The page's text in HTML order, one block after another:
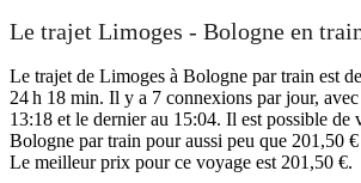
Le trajet Limoges - Bologne en
Le trajet de Limoges à Bologne par train est
24 h 18 min. Il y a 7 connexions par jour,
13:18 et le dernier au 15:04. Il est possible de
Bologne par train pour aussi peu que 201,50
Le meilleur prix pour ce voyage est 201,50 €.